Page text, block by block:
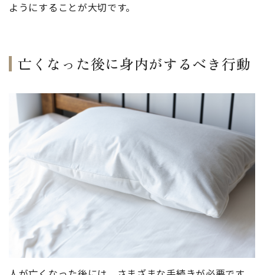
ようにすることが大切です。
亡くなった後に身内がするべき行動